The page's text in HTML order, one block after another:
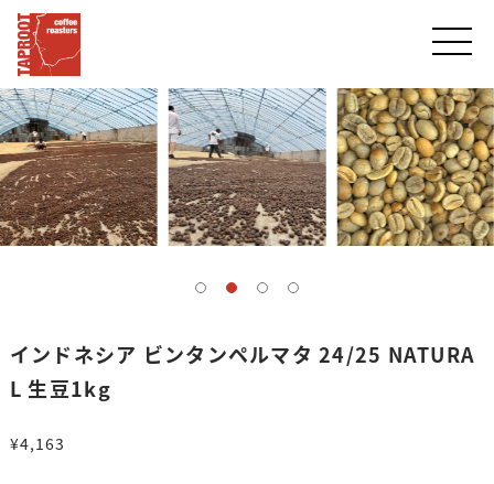
インドネシア ビンタンペルマタ 24/25 NATURA
L 生豆1kg
¥4,163